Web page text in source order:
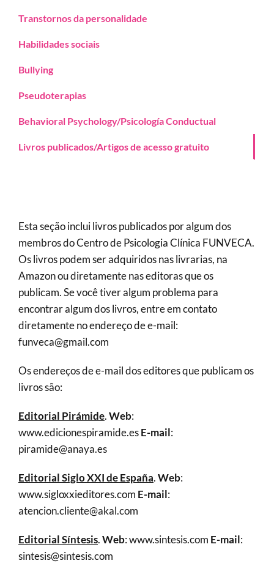
Esta seção inclui livros publicados por algum dos
membros do Centro de Psicologia Clínica FUNVECA.
Os livros podem ser adquiridos nas livrarias, na
Amazon ou diretamente nas editoras que os
publicam. Se você tiver algum problema para
encontrar algum dos livros, entre em contato
diretamente no endereço de e-mail:
funveca@gmail.com
Os endereços de e-mail dos editores que publicam os
livros são:
Editorial Pirámide.Web:
www.edicionespiramide.esE-mail:
piramide@anaya.es
Editorial Siglo XXI de España.Web:
www.sigloxxieditores.com E-mail:
atencion.cliente@akal.com
Editorial Síntesis.Web: www.sintesis.com E-mail:
sintesis@sintesis.com
Transtornos da personalidade
Habilidades sociais
Bullying
Pseudoterapias
Behavioral Psychology/Psicología Conductual
Livros publicados/Artigos de acesso gratuito